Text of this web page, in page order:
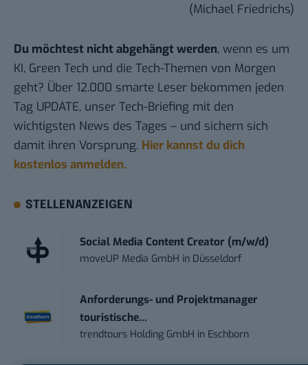
(Michael Friedrichs)
Du möchtest nicht abgehängt werden, wenn es um
KI, Green Tech und die Tech-Themen von Morgen
geht? Über 12.000 smarte Leser bekommen jeden
Tag UPDATE, unser Tech-Briefing mit den
wichtigsten News des Tages – und sichern sich
damit ihren Vorsprung. Hier kannst du dich
kostenlos anmelden.
STELLENANZEIGEN
Social Media Content Creator (m/w/d)
moveUP Media GmbH in Düsseldorf
Anforderungs- und Projektmanager
touristische...
trendtours Holding GmbH in Eschborn